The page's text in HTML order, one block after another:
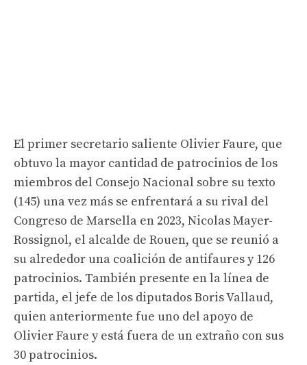
El primer secretario saliente Olivier Faure, que
obtuvo la mayor cantidad de patrocinios de los
miembros del Consejo Nacional sobre su texto
(145) una vez más se enfrentará a su rival del
Congreso de Marsella en 2023, Nicolas Mayer-
Rossignol, el alcalde de Rouen, que se reunió a
su alrededor una coalición de antifaures y 126
patrocinios. También presente en la línea de
partida, el jefe de los diputados Boris Vallaud,
quien anteriormente fue uno del apoyo de
Olivier Faure y está fuera de un extraño con sus
30 patrocinios.